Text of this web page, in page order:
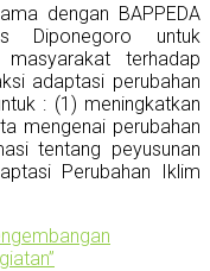
dengan BAPPEDA
Diponegoro untuk
masyarakat terhadap
adaptasi perubahan
: (1) meningkatkan
mengenai perubahan
tentang peyusunan
Perubahan Iklim